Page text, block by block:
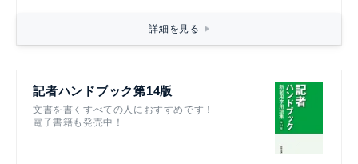
詳細を見る
記者ハンドブック第14版
文書を書くすべての人におすすめです！
電子書籍も発売中！